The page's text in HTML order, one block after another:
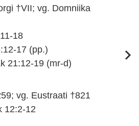
†VII; vg. Domniika
18
17 (pp.)
21:12-19 (mr-d)
vg. Eustraati †821
12:2-12